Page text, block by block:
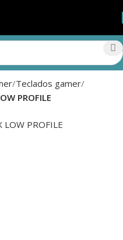
Teclados gamer
PROFILE